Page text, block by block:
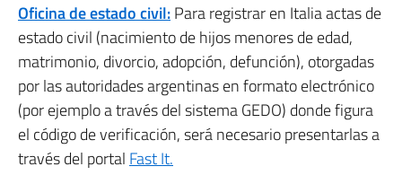
Oficina de estado civil:Para registrar en Italia actas de
estado civil (nacimiento de hijos menores de edad,
matrimonio, divorcio, adopción, defunción), otorgadas
por las autoridades argentinas en formato electrónico
(por ejemplo a través del sistema GEDO) donde figura
el código de verificación, será necesario presentarlas a
través del portal Fast It.